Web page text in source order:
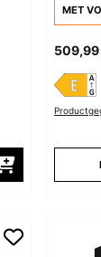
MET
509,99